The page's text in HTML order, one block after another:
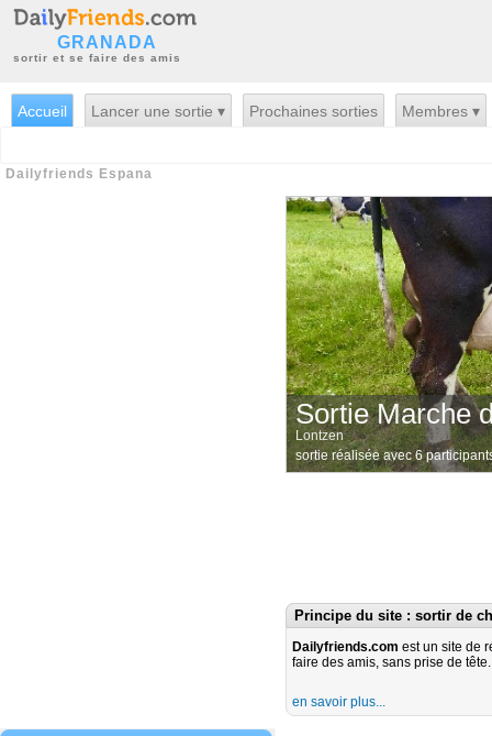
GRANADA
sortir et se faire des amis
Accueil Lancer une sortie ▾ Prochaines sorties Membres ▾
Dailyfriends Espana
Sortie Marche
Lontzen
sortie réalisée avec 6
Principe du site : sortir de
Dailyfriends.com est un site de
faire des amis, sans prise de tête.
en savoir plus...